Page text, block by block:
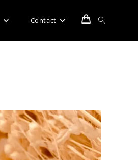
Contact Toggle